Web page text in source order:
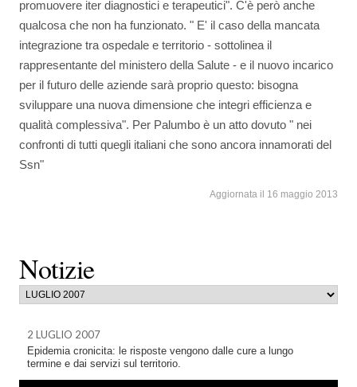
Notizie
2 LUGLIO 2007
Epidemia cronicita: le risposte vengono dalle cure a lungo
termine e dai servizi sul territorio.
promuovere iter diagnostici e terapeutici". C'è però anche
qualcosa che non ha funzionato. " E' il caso della mancata
integrazione tra ospedale e territorio - sottolinea il
rappresentante del ministero della Salute - e il nuovo incarico
per il futuro delle aziende sarà proprio questo: bisogna
sviluppare una nuova dimensione che integri efficienza e
qualità complessiva". Per Palumbo è un atto dovuto " nei
confronti di tutti quegli italiani che sono ancora innamorati del
Ssn"
Aggiornata il 16 maggio 2013